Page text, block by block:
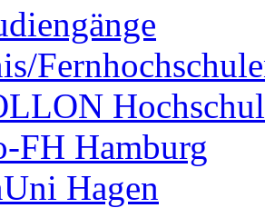
FH Hamburg
Hagen